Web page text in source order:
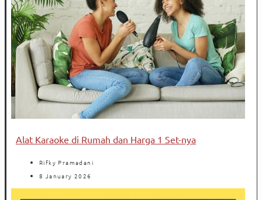
Alat Karaoke di Rumah dan Harga 1 Set-nya
Rifky Pramadani
8 January 2026